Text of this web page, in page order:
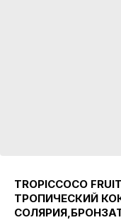
TROPICCOCO
ТРОПИЧЕСКИЙ